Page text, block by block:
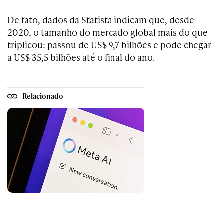
De fato, dados da Statista indicam que, desde
2020, o tamanho do mercado global mais do que
triplicou: passou de US$ 9,7 bilhões e pode chegar
a US$ 35,5 bilhões até o final do ano.
Relacionado